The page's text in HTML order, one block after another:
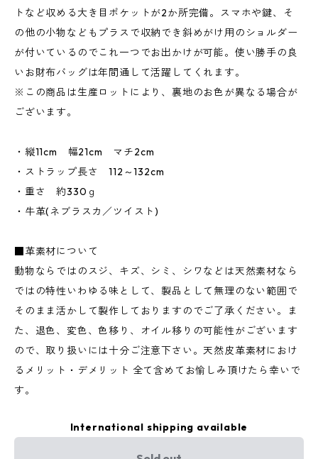
トなど収める大き目ポケットが2か所完備。スマホや鍵、そ
の他の小物などもプラスで収納でき斜めがけ用のショルダー
が付いているのでこれ一つでお出かけが可能。使い勝手の良
いお財布バッグは年間通して活躍してくれます。
※この商品は生産ロットにより、裏地のお色が異なる場合が
ございます。
・縦11cm 幅21cm マチ2cm
・ストラップ長さ 112～132cm
・重さ 約330ｇ
・牛革(ネブラスカ／ツイスト)
■革素材について
動物ならではのスジ、キズ、シミ、シワなどは天然素材なら
ではの特性いわゆる味として、製品として無理のない範囲で
そのまま活かして製作しておりますのでご了承ください。ま
た、退色、変色、色移り、オイル移りの可能性がございます
ので、取り扱いには十分ご注意下さい。天然皮革素材におけ
るメリット・デメリット 全て含めてお愉しみ頂けたら幸いで
す。
International shipping available